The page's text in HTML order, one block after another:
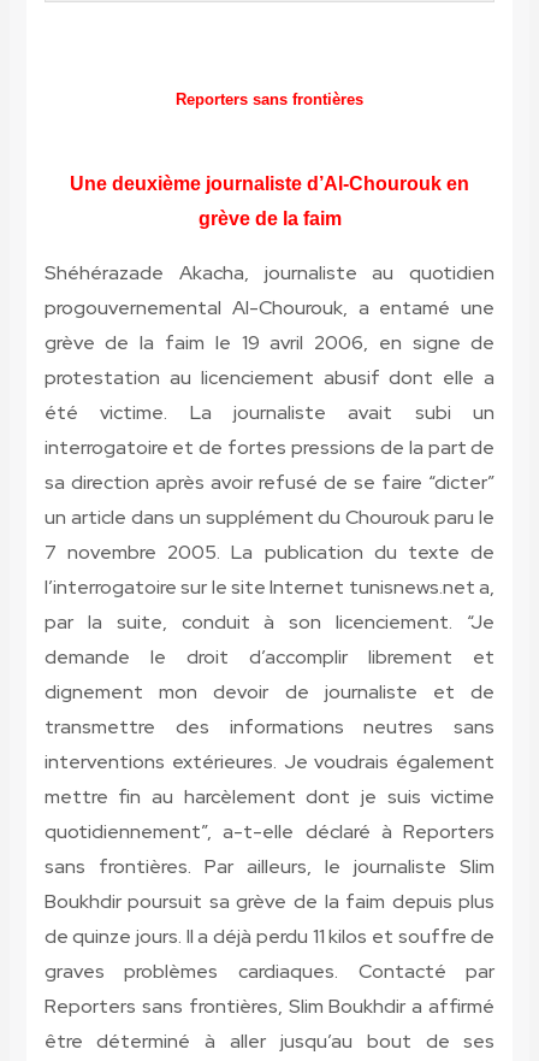
Reporters sans frontières
Une deuxième journaliste d’Al-Chourouk en
grève de la faim
Shéhérazade Akacha, journaliste au quotidien
progouvernemental Al-Chourouk, a entamé une
grève de la faim le 19 avril 2006, en signe de
protestation au licenciement abusif dont elle a
été victime. La journaliste avait subi un
interrogatoire et de fortes pressions de la part de
sa direction après avoir refusé de se faire “dicter”
un article dans un supplément du Chourouk paru le
7 novembre 2005. La publication du texte de
l’interrogatoire sur le site Internet tunisnews.net a,
par la suite, conduit à son licenciement. “Je
demande le droit d’accomplir librement et
dignement mon devoir de journaliste et de
transmettre des informations neutres sans
interventions extérieures. Je voudrais également
mettre fin au harcèlement dont je suis victime
quotidiennement”, a-t-elle déclaré à Reporters
sans frontières. Par ailleurs, le journaliste Slim
Boukhdir poursuit sa grève de la faim depuis plus
de quinze jours. Il a déjà perdu 11 kilos et souffre de
graves problèmes cardiaques. Contacté par
Reporters sans frontières, Slim Boukhdir a affirmé
être déterminé à aller jusqu’au bout de ses